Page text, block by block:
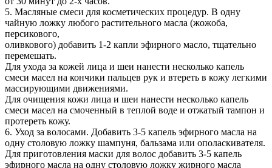
5. Масляные смеси для косметических процедур. В одну
чайную ложку любого растительного масла (жожоба,
персикового,
оливкового) добавить 1-2 капли эфирного масло, тщательно
перемешать.
Для ухода за кожей лица и шеи нанести несколько капель
смеси масел на кончики пальцев рук и втереть в кожу легкими
массирующими движениями.
Для очищения кожи лица и шеи нанести несколько капель
смеси масел на смоченный в теплой воде и отжатый тампон и
протереть кожу.
6. Уход за волосами. Добавить 3-5 капель эфирного масла на
одну столовую ложку шампуня, бальзама или ополаскивателя.
Для приготовления маски для волос добавить 3-5 капель
эфирного масла на одну столовую ложку жирного масла